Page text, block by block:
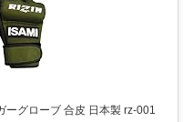
ーグローブ 合皮 日本製 rz-001